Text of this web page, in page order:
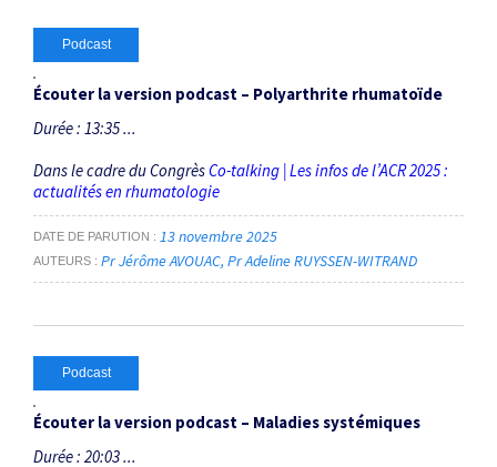
Podcast
Écouter la version podcast – Polyarthrite rhumatoïde
Durée : 13:35 ...
Dans le cadre du CongrèsCo-talking | Les infos de l’ACR 2025 :
actualités en rhumatologie
DATE DE PARUTION 13 novembre 2025
AUTEURS Pr Jérôme AVOUAC Pr Adeline RUYSSEN-WITRAND
Podcast
Écouter la version podcast – Maladies systémiques
Durée : 20:03 ...